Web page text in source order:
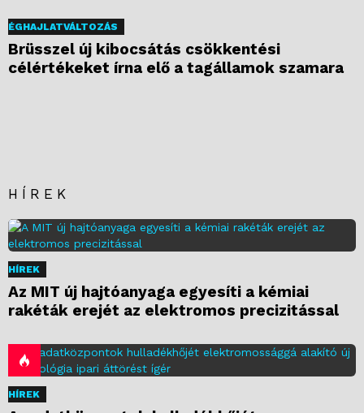
ÉGHAJLATVÁLTOZÁS
Brüsszel új kibocsátás csökkentési
célértékeket írna elő a tagállamok szamara
HÍREK
HÍREK
Az MIT új hajtóanyaga egyesíti a kémiai
rakéták erejét az elektromos precizitással
HÍREK